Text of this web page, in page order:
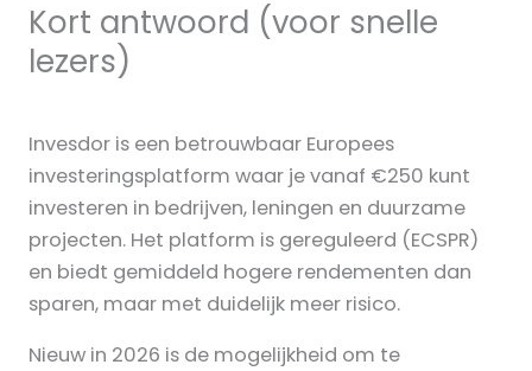
Kort antwoord (voor snelle
lezers)
Invesdor is een betrouwbaar Europees
investeringsplatform waar je vanaf €250 kunt
investeren in bedrijven, leningen en duurzame
projecten. Het platform is gereguleerd (ECSPR)
en biedt gemiddeld hogere rendementen dan
sparen, maar met duidelijk meer risico.
Nieuw in 2026 is de mogelijkheid om te